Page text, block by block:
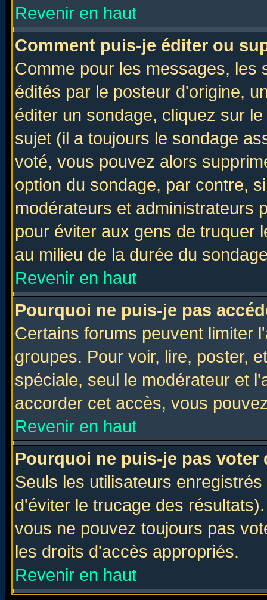
Revenir en haut
Comment puis-je éditer ou
Comme pour les messages, les
édités par le posteur d'origine,
éditer un sondage, cliquez sur
sujet (il a toujours le sondage
voté, vous pouvez alors
option du sondage, par contre,
modérateurs et administrateurs
pour éviter aux gens de truquer
au milieu de la durée du
Revenir en haut
Pourquoi ne puis-je pas
Certains forums peuvent limiter
groupes. Pour voir, lire, poster,
spéciale, seul le modérateur et
accorder cet accès, vous
Revenir en haut
Pourquoi ne puis-je pas voter
Seuls les utilisateurs
d'éviter le trucage des
vous ne pouvez toujours pas
les droits d'accès appropriés.
Revenir en haut